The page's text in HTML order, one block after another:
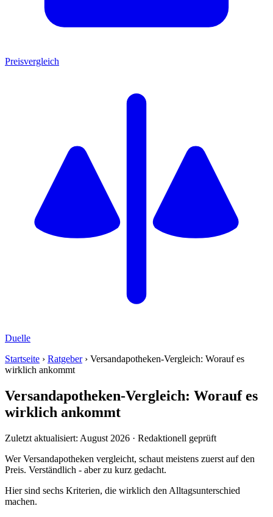
Preisvergleich
Duelle
Startseite › Ratgeber› Versandapotheken-Vergleich: Worauf es
wirklich ankommt
Versandapotheken-Vergleich: Worauf es
wirklich ankommt
Zuletzt aktualisiert: August 2026 · Redaktionell geprüft
Wer Versandapotheken vergleicht, schaut meistens zuerst auf den
Preis. Verständlich - aber zu kurz gedacht.
Hier sind sechs Kriterien, die wirklich den Alltagsunterschied
machen.